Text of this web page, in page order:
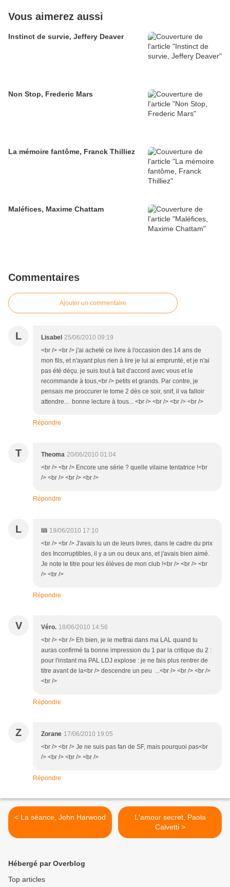
Vous aimerez aussi
Instinct de survie, Jeffery Deaver
Non Stop, Frederic Mars
La mémoire fantôme, Franck Thilliez
Maléfices, Maxime Chattam
Commentaires
Ajouter un commentaire
L Lisabel 25/06/2010 09:19
<br /> <br /> j'ai acheté ce livre à l'occasion des 14 ans de
mon fils, et n'ayant plus rien à lire je lui ai emprunté, et je n'ai
pas été déçu. je suis tout à fait d'accord avec vous et le
recommande à tous,<br /> petits et grands. Par contre, je
pensais me proccurer le tome 2 dès ce soir, snif, il va falloir
attendre... bonne lecture à tous... <br /> <br /> <br /> <br />
Répondre
T Theoma 20/06/2010 01:04
<br /> <br /> Encore une série ? quelle vilaine tentatrice !<br
/> <br /> <br /> <br />
Répondre
L lili 19/06/2010 17:10
<br /> <br /> J'avais lu un de leurs livres, dans le cadre du prix
des Incorruptibles, il y a un ou deux ans, et j'avais bien aimé.
Je note le titre pour les élèves de mon club !<br /> <br /> <br
/> <br />
Répondre
V Véro. 18/06/2010 14:56
<br /> <br /> Eh bien, je le mettrai dans ma LAL quand tu
auras confirmé ta bonne impression du 1 par la critique du 2 :
pour l'instant ma PAL LDJ explose : je ne fais plus rentrer de
titre avant de la<br /> descendre un peu ...<br /> <br /> <br />
<br />
Répondre
Z Zorane 17/06/2010 19:05
<br /> <br /> Je ne suis pas fan de SF, mais pourquoi pas<br
/> <br /> <br /> <br />
Répondre
< La séance, John Harwood
L'amour secret, Paola
Calvetti >
Hébergé par Overblog
Top articles